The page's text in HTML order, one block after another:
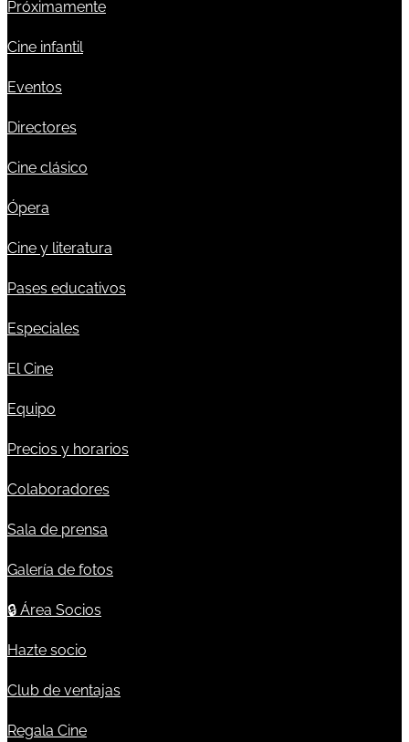
Próximamente
Cine infantil
Eventos
Directores
Cine clásico
Ópera
Cine y literatura
Pases educativos
Especiales
El Cine
Equipo
Precios y horarios
Colaboradores
Sala de prensa
Galería de fotos
🔒 Área Socios
Hazte socio
Club de ventajas
Regala Cine